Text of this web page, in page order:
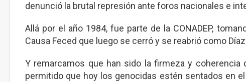
denunció la brutal represión ante foros nacionales e
Allá por el año 1984, fue parte de la CONADEP,
Causa Feced que luego se cerró y se reabrió como
Y remarcamos que han sido la firmeza y coherencia
permitido que hoy los genocidas estén sentados en